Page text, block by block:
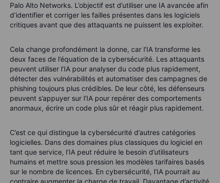
Palo Alto Networks. L’objectif est d’utiliser une IA avancée afin
d’identifier et corriger les failles présentes dans les logiciels
critiques avant que des attaquants ne puissent les exploiter.
Cela change profondément la donne, car l’IA transforme les
deux faces de l’équation de la cybersécurité. Les attaquants
peuvent utiliser l’IA pour analyser du code plus rapidement,
détecter des vulnérabilités et automatiser des campagnes de
phishing toujours plus crédibles. De leur côté, les défenseurs
peuvent s’appuyer sur l’IA pour repérer des comportements
anormaux, écrire un code plus sûr et réagir plus rapidement.
C’est ce qui distingue la cybersécurité d’autres catégories
logicielles. Dans des domaines plus classiques du logiciel en
tant que service, l’IA peut réduire le besoin d’utilisateurs
humains et mettre sous pression les modèles tarifaires basés
sur le nombre de licences. En cybersécurité, l’IA pourrait au
contraire augmenter la charge de travail. Davantage d’activité